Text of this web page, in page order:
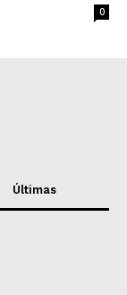
0
Últimas